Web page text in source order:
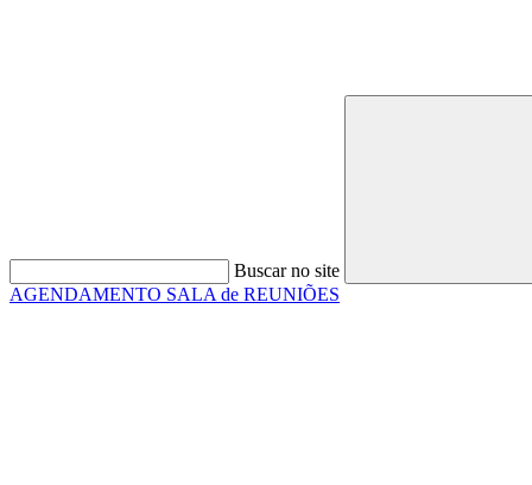
Buscar no site
AGENDAMENTO SALA de REUNIÕES